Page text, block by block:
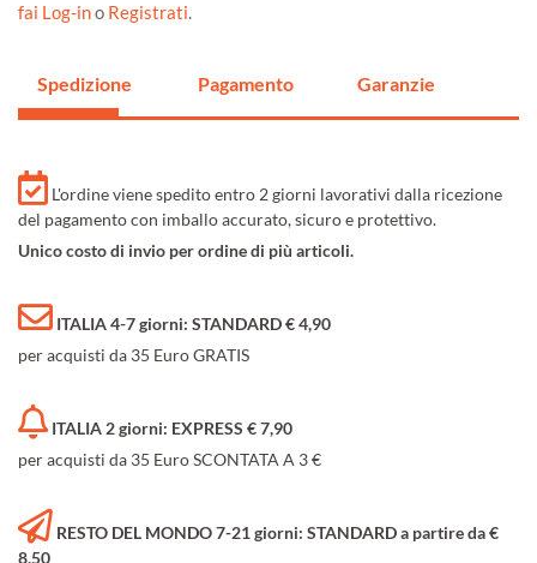
fai Log-ino Registrati.
Spedizione Pagamento Garanzie
L'ordine viene spedito entro 2 giorni lavorativi dalla ricezione
del pagamento con imballo accurato, sicuro e protettivo.
Unico costo di invio per ordine di più articoli.
ITALIA 4-7 giorni: STANDARD € 4,90
per acquisti da 35 Euro GRATIS
ITALIA 2 giorni: EXPRESS € 7,90
per acquisti da 35 Euro SCONTATA A 3 €
RESTO DEL MONDO 7-21 giorni: STANDARD a partire da €
8,50